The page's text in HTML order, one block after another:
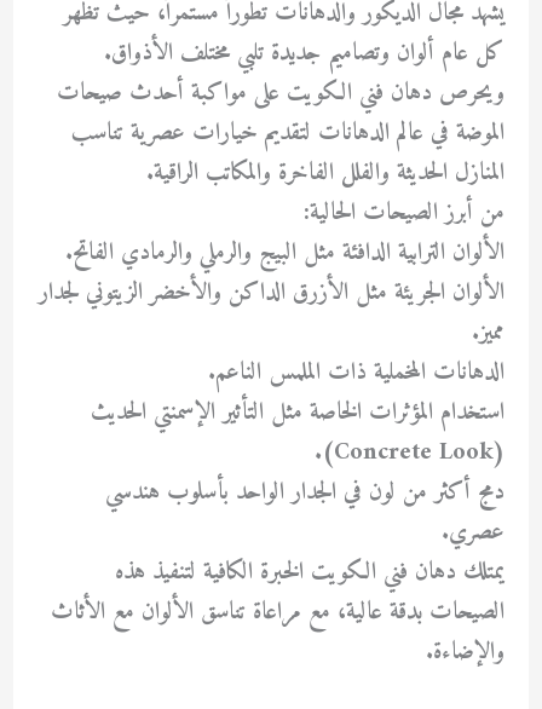
يشهد مجال الديكور والدهانات تطوراً مستمراً، حيث تظهر
كل عام ألوان وتصاميم جديدة تلبي مختلف الأذواق.
ويحرص دهان فني الكويت على مواكبة أحدث صيحات
الموضة في عالم الدهانات لتقديم خيارات عصرية تناسب
المنازل الحديثة والفلل الفاخرة والمكاتب الراقية.
من أبرز الصيحات الحالية:
الألوان الترابية الدافئة مثل البيج والرملي والرمادي الفاتح.
الألوان الجريئة مثل الأزرق الداكن والأخضر الزيتوني لجدار
مميز.
الدهانات المخملية ذات الملمس الناعم.
استخدام المؤثرات الخاصة مثل التأثير الإسمنتي الحديث
(Concrete Look).
دمج أكثر من لون في الجدار الواحد بأسلوب هندسي
عصري.
يمتلك دهان فني الكويت الخبرة الكافية لتنفيذ هذه
الصيحات بدقة عالية، مع مراعاة تناسق الألوان مع الأثاث
والإضاءة.